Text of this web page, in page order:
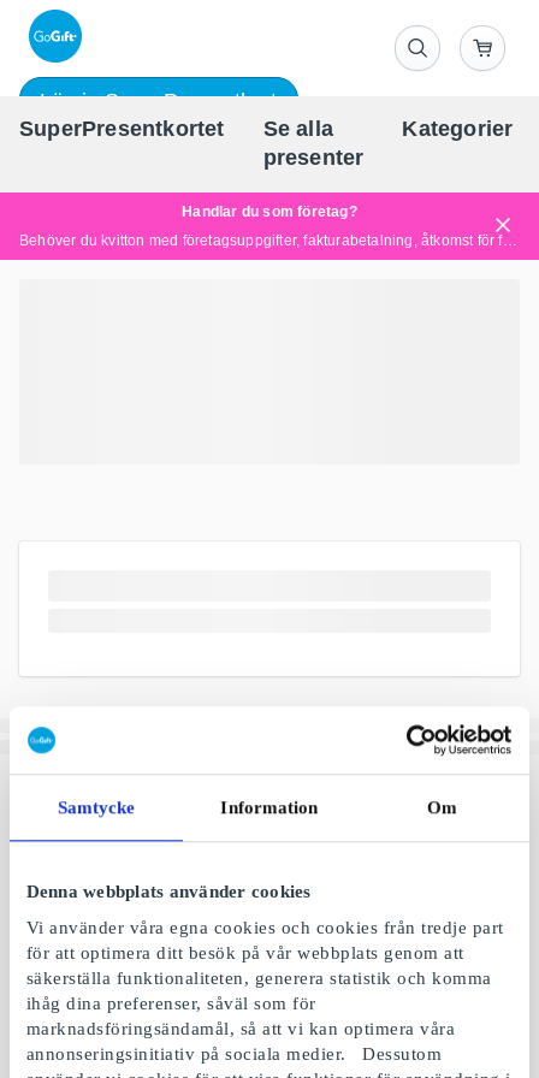
Samtycke Information Om
Denna webbplats använder cookies
Vi använder våra egna cookies och cookies från tredje part
för att optimera ditt besök på vår webbplats genom att
säkerställa funktionaliteten, generera statistik och komma
ihåg dina preferenser, såväl som för
marknadsföringsändamål, så att vi kan optimera våra
annonseringsinitiativ på sociala medier. Dessutom
Lös in SuperPresentkort
SuperPresentkortet
Se alla
presenter
Kategorier
Handlar du som företag?
Behöver du kvitton med företagsuppgifter, fakturabetalning, åtkomst för flera användare eller skräddarsydda lösningar?